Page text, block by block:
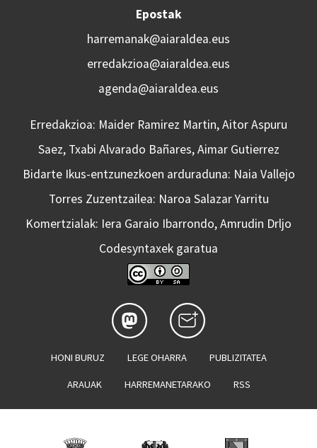
Epostak
harremanak@aiaraldea.eus
erredakzioa@aiaraldea.eus
agenda@aiaraldea.eus
Erredakzioa: Maider Ramirez Martin, Aitor Aspuru
Saez, Txabi Alvarado Bañares, Aimar Gutierrez
Bidarte Ikus-entzunezkoen arduraduna: Naia Vallejo
Torres Zuzentzailea: Naroa Salazar Yarritu
Komertzialak: Iera Garaio Ibarrondo, Amrudin Drljo
Codesyntaxek garatua
HONI BURUZ LEGE OHARRA PUBLIZITATEA
ARAUAK HARREMANETARAKO RSS